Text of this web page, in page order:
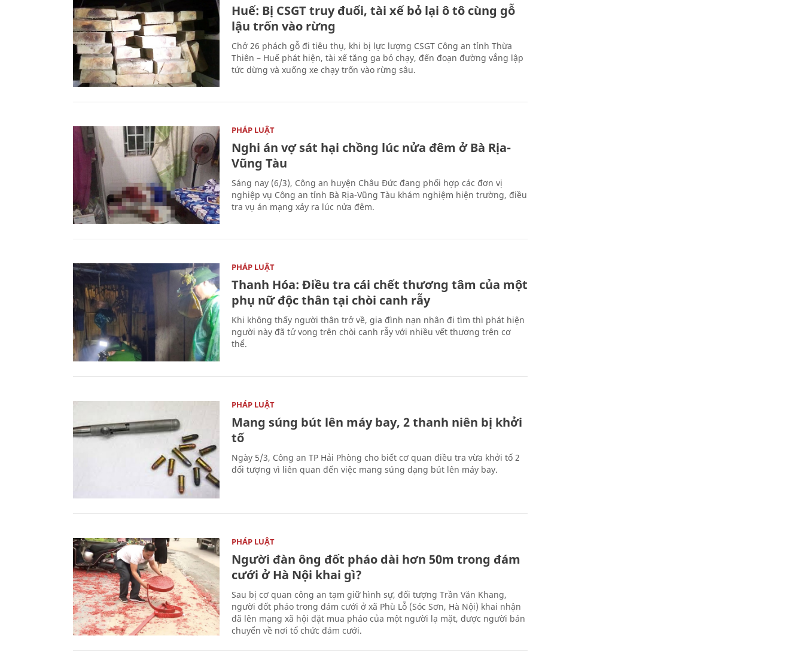
Huế: Bị CSGT truy đuổi, tài xế bỏ lại ô tô cùng gỗ
lậu trốn vào rừng
Chở 26 phách gỗ đi tiêu thụ, khi bị lực lượng CSGT Công an tỉnh Thừa
Thiên – Huế phát hiện, tài xế tăng ga bỏ chạy, đến đoạn đường vắng lập
tức dừng và xuống xe chạy trốn vào rừng sâu.
PHÁP LUẬT
Nghi án vợ sát hại chồng lúc nửa đêm ở Bà Rịa-
Vũng Tàu
Sáng nay (6/3), Công an huyện Châu Đức đang phối hợp các đơn vị
nghiệp vụ Công an tỉnh Bà Rịa-Vũng Tàu khám nghiệm hiện trường, điều
tra vụ án mạng xảy ra lúc nửa đêm.
PHÁP LUẬT
Thanh Hóa: Điều tra cái chết thương tâm của một
phụ nữ độc thân tại chòi canh rẫy
Khi không thấy người thân trở về, gia đình nạn nhân đi tìm thì phát hiện
người này đã tử vong trên chòi canh rẫy với nhiều vết thương trên cơ
thể.
PHÁP LUẬT
Mang súng bút lên máy bay, 2 thanh niên bị khởi
tố
Ngày 5/3, Công an TP Hải Phòng cho biết cơ quan điều tra vừa khởi tố 2
đối tượng vì liên quan đến việc mang súng dạng bút lên máy bay.
PHÁP LUẬT
Người đàn ông đốt pháo dài hơn 50m trong đám
cưới ở Hà Nội khai gì?
Sau bị cơ quan công an tạm giữ hình sự, đối tượng Trần Văn Khang,
người đốt pháo trong đám cưới ở xã Phù Lỗ (Sóc Sơn, Hà Nội) khai nhận
đã lên mạng xã hội đặt mua pháo của một người lạ mặt, được người bán
chuyển về nơi tổ chức đám cưới.